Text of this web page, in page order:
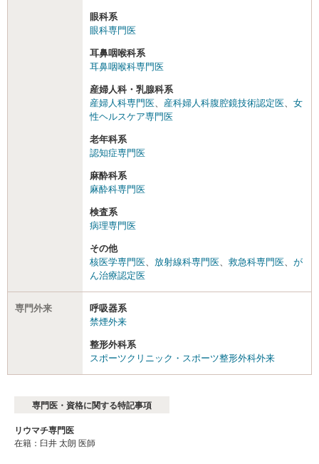
眼科系
眼科専門医
耳鼻咽喉科系
耳鼻咽喉科専門医
産婦人科・乳腺科系
産婦人科専門医
産科婦人科腹腔鏡技術認定医
女
性ヘルスケア専門医
老年科系
認知症専門医
麻酔科系
麻酔科専門医
検査系
病理専門医
その他
核医学専門医
放射線科専門医 救急科専門医
が
ん治療認定医
専門外来
呼吸器系
禁煙外来
整形外科系
スポーツクリニック・スポーツ整形外科外来
専門医・資格に関する特記事項
リウマチ専門医
在籍：臼井 太朗 医師